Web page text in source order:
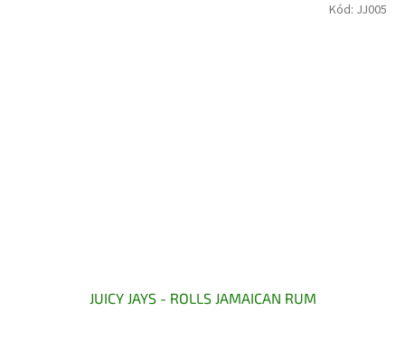
JUICY JAYS - ROLLS JAMAICAN RUM
Kód: JJ005